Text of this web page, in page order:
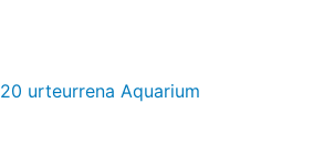
20 urteurrena Aquarium